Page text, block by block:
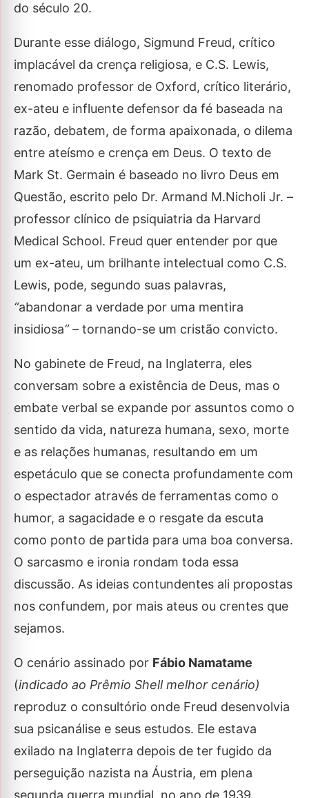
do século 20.
Durante esse diálogo, Sigmund Freud, crítico
implacável da crença religiosa, e C.S. Lewis,
renomado professor de Oxford, crítico literário,
ex-ateu e influente defensor da fé baseada na
razão, debatem, de forma apaixonada, o dilema
entre ateísmo e crença em Deus. O texto de
Mark St. Germain é baseado no livro Deus em
Questão, escrito pelo Dr. Armand M.Nicholi Jr. –
professor clínico de psiquiatria da Harvard
Medical School. Freud quer entender por que
um ex-ateu, um brilhante intelectual como C.S.
Lewis, pode, segundo suas palavras,
“abandonar a verdade por uma mentira
insidiosa” – tornando-se um cristão convicto.
No gabinete de Freud, na Inglaterra, eles
conversam sobre a existência de Deus, mas o
embate verbal se expande por assuntos como o
sentido da vida, natureza humana, sexo, morte
e as relações humanas, resultando em um
espetáculo que se conecta profundamente com
o espectador através de ferramentas como o
humor, a sagacidade e o resgate da escuta
como ponto de partida para uma boa conversa.
O sarcasmo e ironia rondam toda essa
discussão. As ideias contundentes ali propostas
nos confundem, por mais ateus ou crentes que
sejamos.
O cenário assinado por Fábio Namatame
(indicado ao Prêmio Shell melhor cenário)
reproduz o consultório onde Freud desenvolvia
sua psicanálise e seus estudos. Ele estava
exilado na Inglaterra depois de ter fugido da
perseguição nazista na Áustria, em plena
segunda guerra mundial, no ano de 1939.